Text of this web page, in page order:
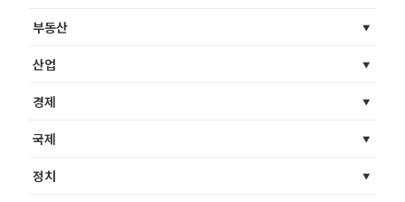
부동산
산업
경제
국제
정치